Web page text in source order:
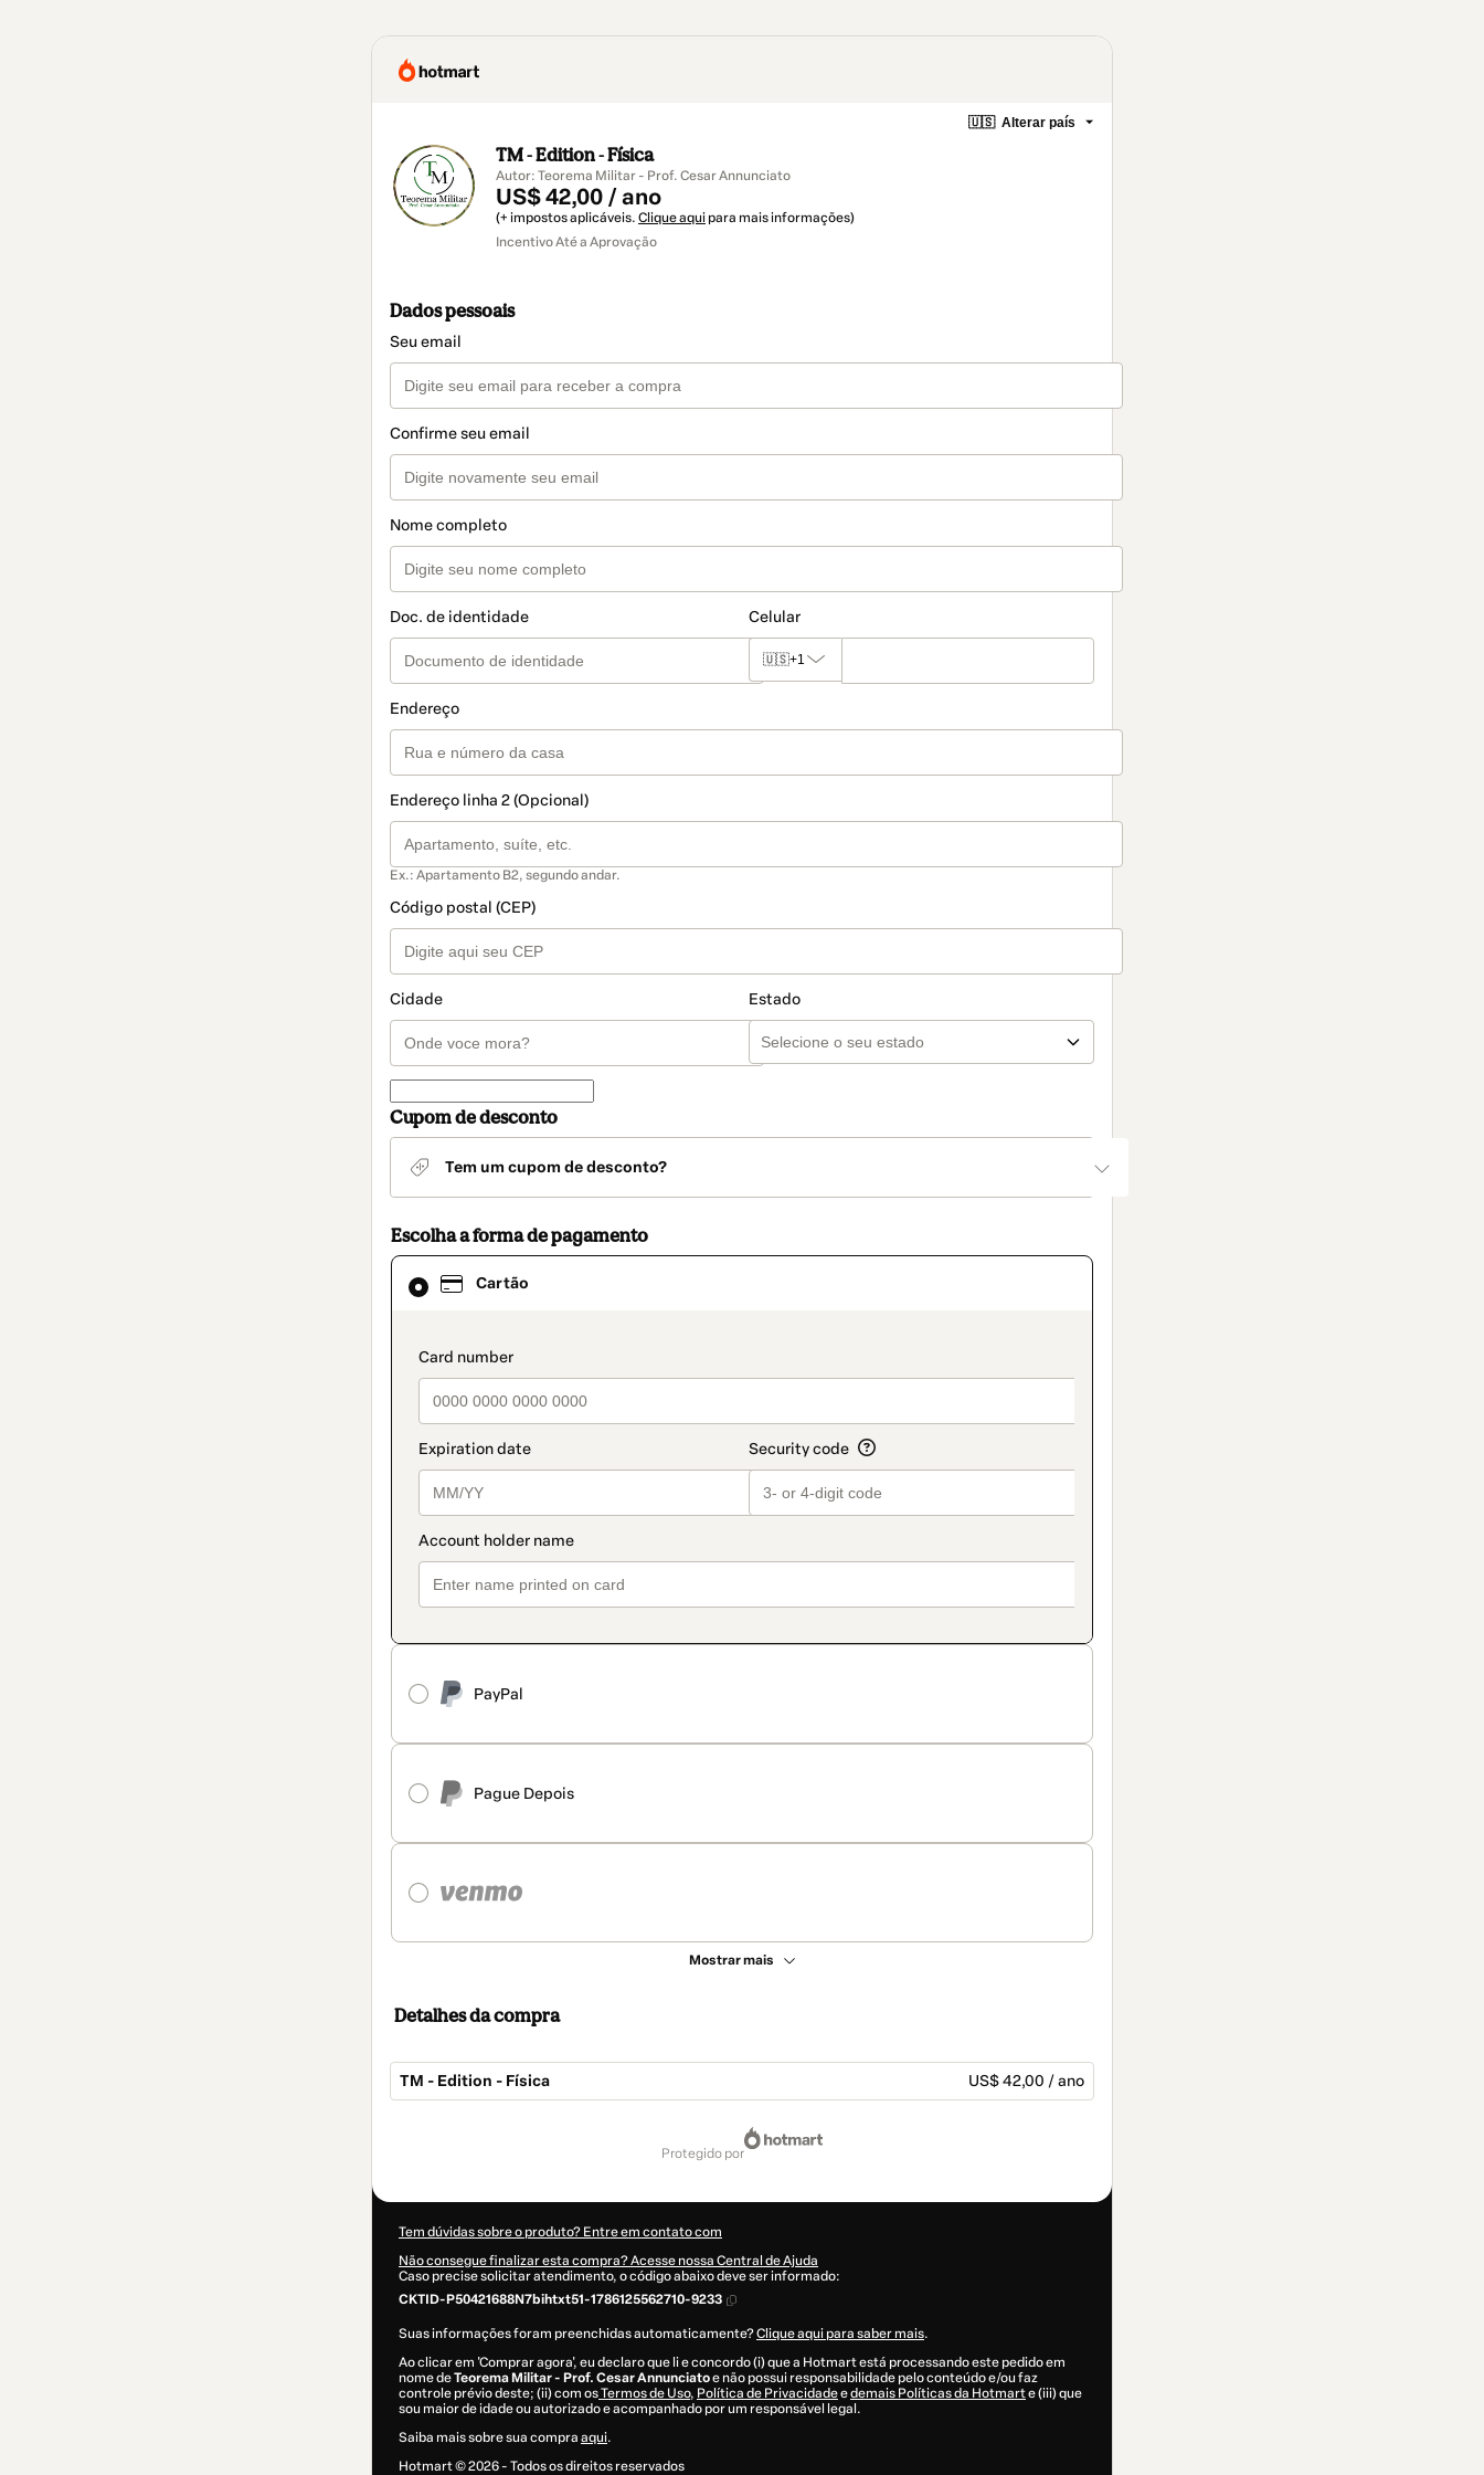
🇺🇸 Alterar país
TM - Edition - Física
Autor: Teorema Militar - Prof. Cesar Annunciato
US$ 42,00 / ano
(+ impostos aplicáveis. Clique aqui para mais informações)
Incentivo Até a Aprovação
Dados pessoais
Seu email
Confirme seu email
Nome completo
Doc. de identidade Celular
🇺🇸+1
Endereço
Endereço linha 2 (Opcional)
Ex.: Apartamento B2, segundo andar.
Código postal (CEP)
Cidade Estado
Cupom de desconto
Tem um cupom de desconto?
Escolha a forma de pagamento
Cartão
payment_data.section_title_v2
PayPal
Pague Depois
Mostrar mais
Cartão
selecionado
Detalhes da compra
TM - Edition - Física US$ 42,00 / ano
protegido por
Tem dúvidas sobre o produto? Entre em contato com
Não consegue finalizar esta compra? Acesse nossa Central de Ajuda
Caso precise solicitar atendimento, o código abaixo deve ser informado:
CKTID-P50421688N7bihtxt51-1786125562710-9233
Suas informações foram preenchidas automaticamente?Clique aqui para saber mais.
Ao clicar em 'Comprar agora', eu declaro que li e concordo (i) que a Hotmart está processando este pedido em
nome deTeorema Militar - Prof. Cesar Annunciatoe não possui responsabilidade pelo conteúdo e/ou faz
controle prévio deste; (ii) com osTermos de Uso, Política de Privacidadeedemais Políticas da Hotmarte (iii) que
sou maior de idade ou autorizado e acompanhado por um responsável legal.
Saiba mais sobre sua compra aqui.
Hotmart ©2026- Todos os direitos reservados